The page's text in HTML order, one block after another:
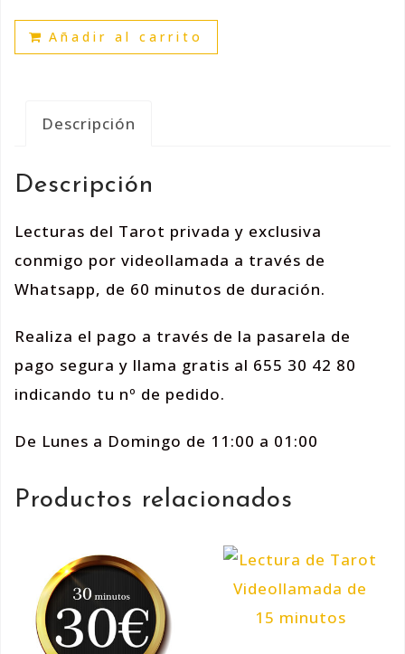
Añadir al carrito
Descripción
Descripción
Lecturas del Tarot privada y exclusiva
conmigo por videollamada a través de
Whatsapp, de 60 minutos de duración.
Realiza el pago a través de la pasarela de
pago segura y llama gratis al 655 30 42 80
indicando tu nº de pedido.
De Lunes a Domingo de 11:00 a 01:00
Productos relacionados